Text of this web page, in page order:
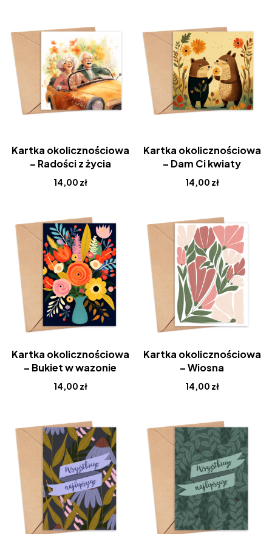
Kartka okolicznościowa
– Radości z życia
14,00 zł
Kartka okolicznościowa
– Dam Ci kwiaty
14,00 zł
Kartka okolicznościowa
– Bukiet w wazonie
14,00 zł
Kartka okolicznościowa
– Wiosna
14,00 zł